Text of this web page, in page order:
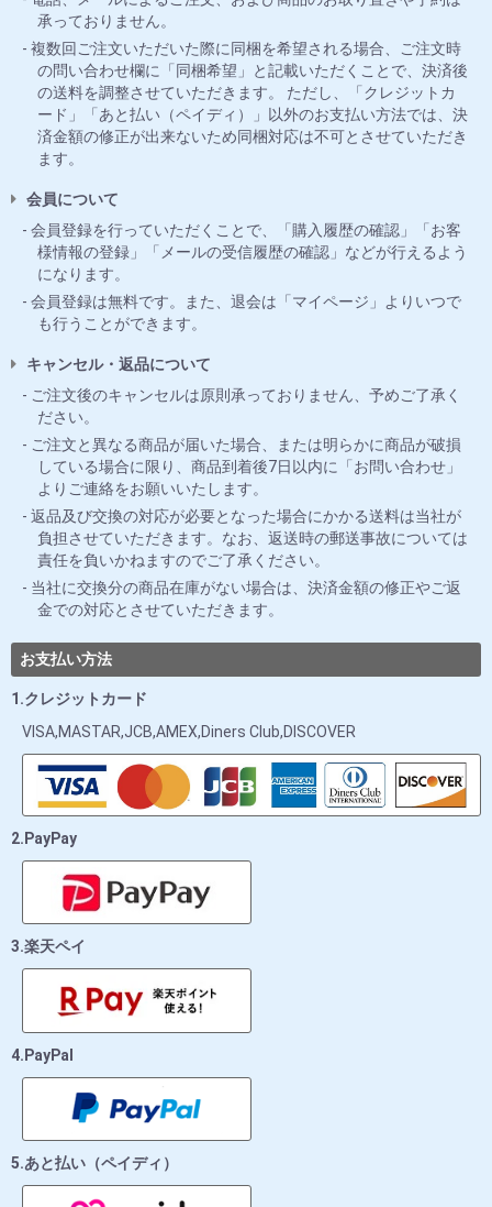
承っておりません。
複数回ご注文いただいた際に同梱を希望される場合、ご注文時
の問い合わせ欄に「同梱希望」と記載いただくことで、決済後
の送料を調整させていただきます。 ただし、「クレジットカ
ード」「あと払い（ペイディ）」以外のお支払い方法では、決
済金額の修正が出来ないため同梱対応は不可とさせていただき
ます。
会員について
会員登録を行っていただくことで、「購入履歴の確認」「お客
様情報の登録」「メールの受信履歴の確認」などが行えるよう
になります。
会員登録は無料です。また、退会は「マイページ」よりいつで
も行うことができます。
キャンセル・返品について
ご注文後のキャンセルは原則承っておりません、予めご了承く
ださい。
ご注文と異なる商品が届いた場合、または明らかに商品が破損
している場合に限り、商品到着後7日以内に「お問い合わせ」
よりご連絡をお願いいたします。
返品及び交換の対応が必要となった場合にかかる送料は当社が
負担させていただきます。なお、返送時の郵送事故については
責任を負いかねますのでご了承ください。
当社に交換分の商品在庫がない場合は、決済金額の修正やご返
金での対応とさせていただきます。
お支払い方法
1.クレジットカード
VISA,MASTAR,JCB,AMEX,Diners Club,DISCOVER
2.PayPay
3.楽天ペイ
4.PayPal
5.あと払い（ペイディ）